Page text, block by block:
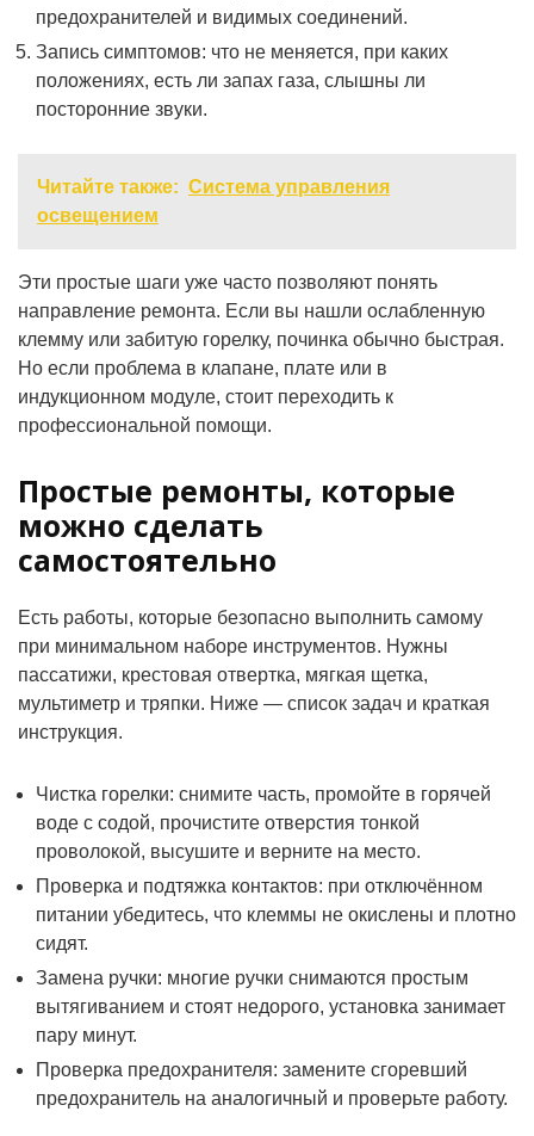
предохранителей и видимых соединений.
Запись симптомов: что не меняется, при каких
положениях, есть ли запах газа, слышны ли
посторонние звуки.
Читайте также: Система управления
освещением
Эти простые шаги уже часто позволяют понять
направление ремонта. Если вы нашли ослабленную
клемму или забитую горелку, починка обычно быстрая.
Но если проблема в клапане, плате или в
индукционном модуле, стоит переходить к
профессиональной помощи.
Простые ремонты, которые
можно сделать
самостоятельно
Есть работы, которые безопасно выполнить самому
при минимальном наборе инструментов. Нужны
пассатижи, крестовая отвертка, мягкая щетка,
мультиметр и тряпки. Ниже — список задач и краткая
инструкция.
Чистка горелки: снимите часть, промойте в горячей
воде с содой, прочистите отверстия тонкой
проволокой, высушите и верните на место.
Проверка и подтяжка контактов: при отключённом
питании убедитесь, что клеммы не окислены и плотно
сидят.
Замена ручки: многие ручки снимаются простым
вытягиванием и стоят недорого, установка занимает
пару минут.
Проверка предохранителя: замените сгоревший
предохранитель на аналогичный и проверьте работу.